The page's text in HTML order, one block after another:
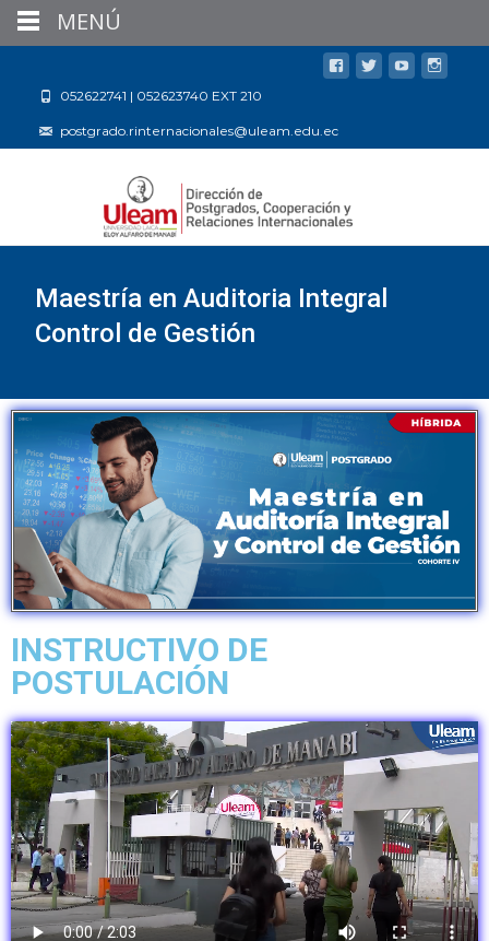
052622741 | 052623740 EXT 210
postgrado.rinternacionales@uleam.edu.ec
Maestría en Auditoria Integral
Control de Gestión
INSTRUCTIVO DE
POSTULACIÓN
MENÚ